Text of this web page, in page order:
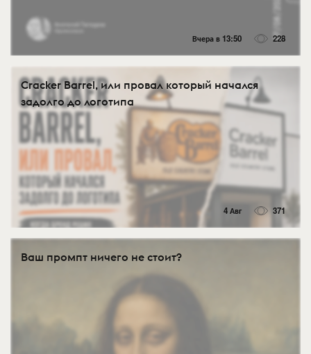
Вчера в 13:50 228
Cracker Barrel, или провал который начался
задолго до логотипа
4 Авг 371
Ваш промпт ничего не стоит?